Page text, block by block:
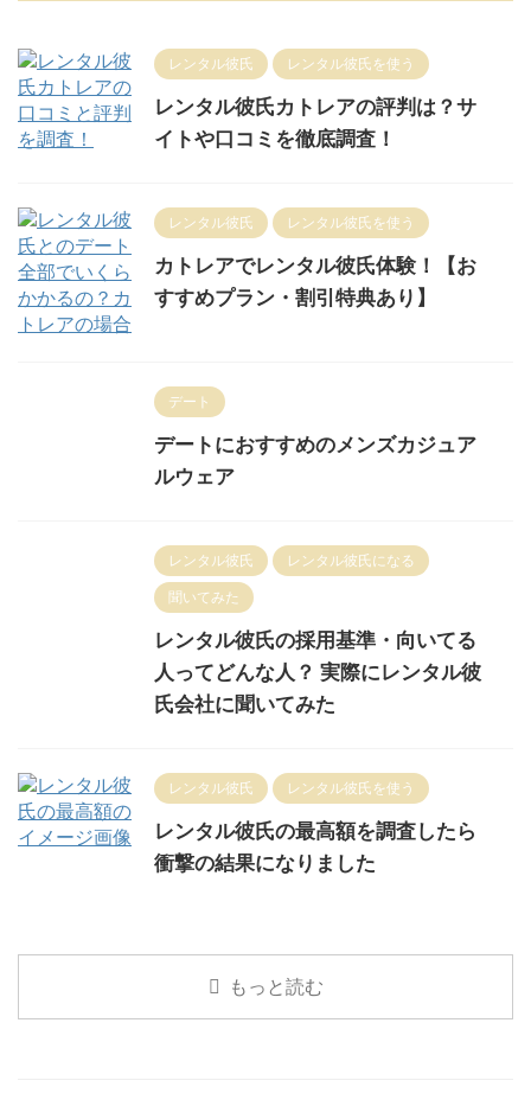
レンタル彼氏 レンタル彼氏を使う
レンタル彼氏カトレアの評判は？サ
イトや口コミを徹底調査！
レンタル彼氏 レンタル彼氏を使う
カトレアでレンタル彼氏体験！【お
すすめプラン・割引特典あり】
デート
デートにおすすめのメンズカジュア
ルウェア
レンタル彼氏 レンタル彼氏になる
聞いてみた
レンタル彼氏の採用基準・向いてる
人ってどんな人？ 実際にレンタル彼
氏会社に聞いてみた
レンタル彼氏 レンタル彼氏を使う
レンタル彼氏の最高額を調査したら
衝撃の結果になりました
もっと読む